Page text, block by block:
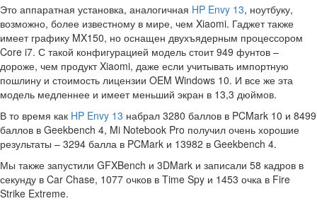
Это аппаратная установка, аналогичная HP Envy 13, ноутбуку,
возможно, более известному в мире, чем Xiaomi. Гаджет также
имеет графику MX150, но оснащен двухъядерным процессором
Core i7. С такой конфигурацией модель стоит 949 фунтов –
дороже, чем продукт Xiaomi, даже если учитывать импортную
пошлину и стоимость лицензии OEM Windows 10. И все же эта
модель медленнее и имеет меньший экран в 13,3 дюймов.
В то время как HP Envy 13 набрал 3280 баллов в PCMark 10 и 8499
баллов в Geekbench 4, Mi Notebook Pro получил очень хорошие
результаты – 3294 балла в PCMark и 13982 в Geekbench 4.
Мы также запустили GFXBench и 3DMark и записали 58 кадров в
секунду в Car Chase, 1077 очков в Time Spy и 1453 очка в Fire
Strike Extreme.